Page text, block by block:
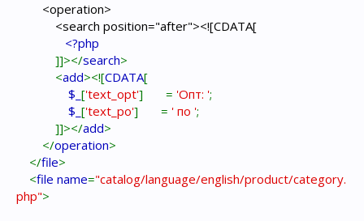
<operation>
<search position="after"><![CDATA[
<?php
]]></search>
<add><![CDATA[
$_ ['text_opt'] = 'Опт: ';
$_ ['text_po'] = ' по ';
]]></add>
</operation>
</file>
<file name="catalog/language/english/product/category.
php">